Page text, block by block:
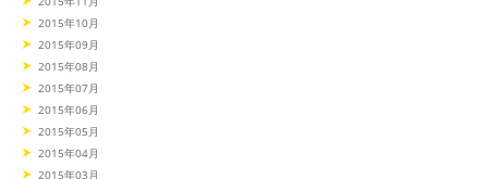
2015年10月
2015年09月
2015年08月
2015年07月
2015年06月
2015年05月
2015年04月
2015年03月